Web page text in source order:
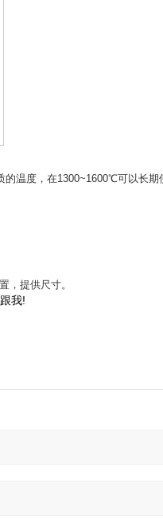
的温度，在1300~1600℃可以长期
，提供尺寸。
我!